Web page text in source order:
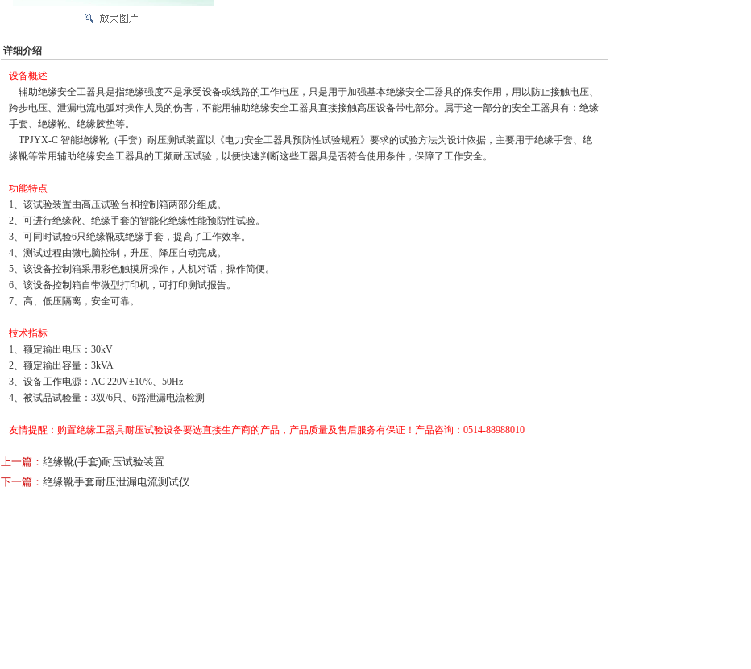
详细介绍
设备概述
辅助绝缘安全工器具是指绝缘强度不是承受设备或线路的工作电压，只是用于加强基本绝缘安全工器具的保安作用，用以防止接触电压、
跨步电压、泄漏电流电弧对操作人员的伤害，不能用辅助绝缘安全工器具直接接触高压设备带电部分。属于这一部分的安全工器具有：绝缘
手套、绝缘靴、绝缘胶垫等。
TPJYX-C 智能绝缘靴（手套）耐压测试装置以《电力安全工器具预防性试验规程》要求的试验方法为设计依据，主要用于绝缘手套、绝
缘靴等常用辅助绝缘安全工器具的工频耐压试验，以便快速判断这些工器具是否符合使用条件，保障了工作安全。
功能特点
1、该试验装置由高压试验台和控制箱两部分组成。
2、可进行绝缘靴、绝缘手套的智能化绝缘性能预防性试验。
3、可同时试验6只绝缘靴或绝缘手套，提高了工作效率。
4、测试过程由微电脑控制，升压、降压自动完成。
5、该设备控制箱采用彩色触摸屏操作，人机对话，操作简便。
6、该设备控制箱自带微型打印机，可打印测试报告。
7、高、低压隔离，安全可靠。
技术指标
1、额定输出电压：30kV
2、额定输出容量：3kVA
3、设备工作电源：AC 220V±10%、50Hz
4、被试品试验量：3双/6只、6路泄漏电流检测
友情提醒：购置绝缘工器具耐压试验设备要选直接生产商的产品，产品质量及售后服务有保证！ 产品咨询：0514-88988010
上一篇： 绝缘靴(手套)耐压试验装置
下一篇： 绝缘靴手套耐压泄漏电流测试仪